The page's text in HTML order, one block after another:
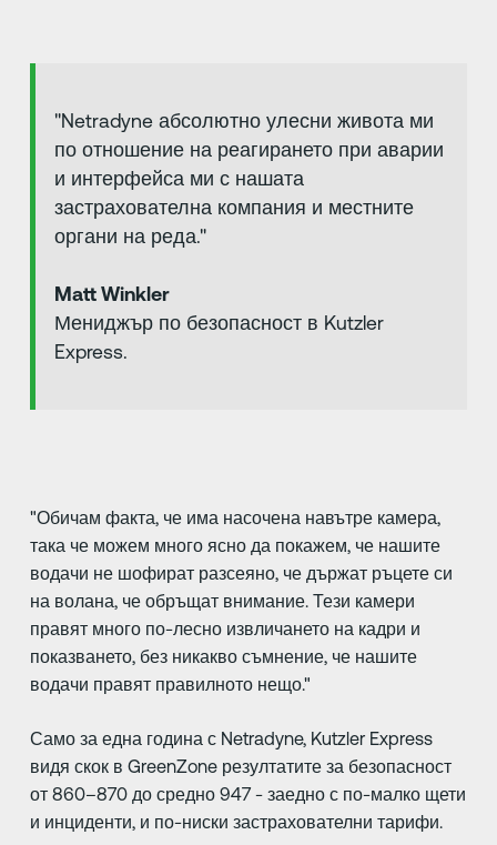
"Netradyne абсолютно улесни живота ми
по отношение на реагирането при аварии
и интерфейса ми с нашата
застрахователна компания и местните
органи на реда."
Matt Winkler
Мениджър по безопасност в Kutzler
Express.
"Обичам факта, че има насочена навътре камера,
така че можем много ясно да покажем, че нашите
водачи не шофират разсеяно, че държат ръцете си
на волана, че обръщат внимание. Тези камери
правят много по-лесно извличането на кадри и
показването, без никакво съмнение, че нашите
водачи правят правилното нещо."
Само за една година с Netradyne, Kutzler Express
видя скок в GreenZone резултатите за безопасност
от 860–870 до средно 947 - заедно с по-малко щети
и инциденти, и по-ниски застрахователни тарифи.